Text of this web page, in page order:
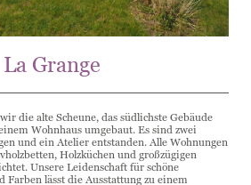
La Grange
die alte Scheune, das südlichste Gebäude
Wohnhaus umgebaut. Es sind zwei
und ein Atelier entstanden. Alle Wohnungen
Holzküchen und großzügigen
Unsere Leidenschaft für schöne
Farben lässt die Ausstattung zu einem